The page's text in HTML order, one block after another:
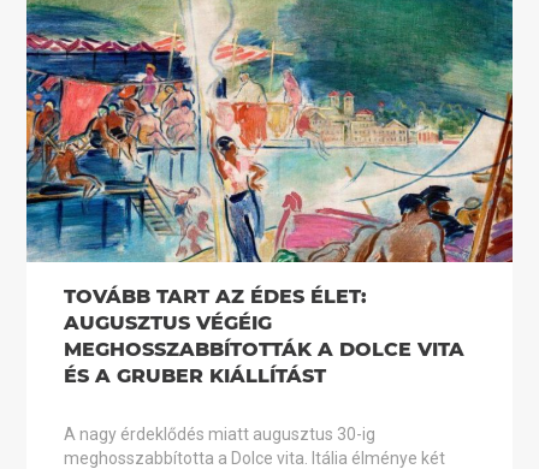
TOVÁBB TART AZ ÉDES ÉLET:
AUGUSZTUS VÉGÉIG
MEGHOSSZABBÍTOTTÁK A DOLCE VITA
ÉS A GRUBER KIÁLLÍTÁST
A nagy érdeklődés miatt augusztus 30-ig
meghosszabbította a Dolce vita. Itália élménye két